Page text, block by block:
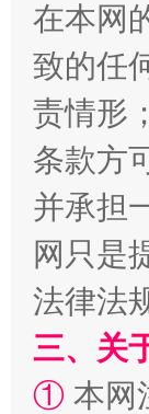
解纷+
在本网
致的任
责情形；
条款方
并承担
网只是
法律法
三、关
① 本网